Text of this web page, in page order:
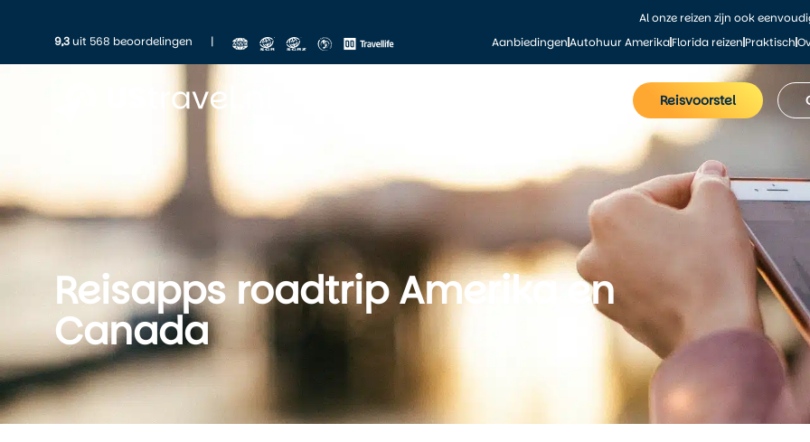
Al onze reizen zijn ook
9,3uit 568 beoordelingen | AanbiedingenAutohuur AmerikaFlorida reizenPraktisch
Reisvoorstel
Reisapps roadtrip Amerika en
Canada